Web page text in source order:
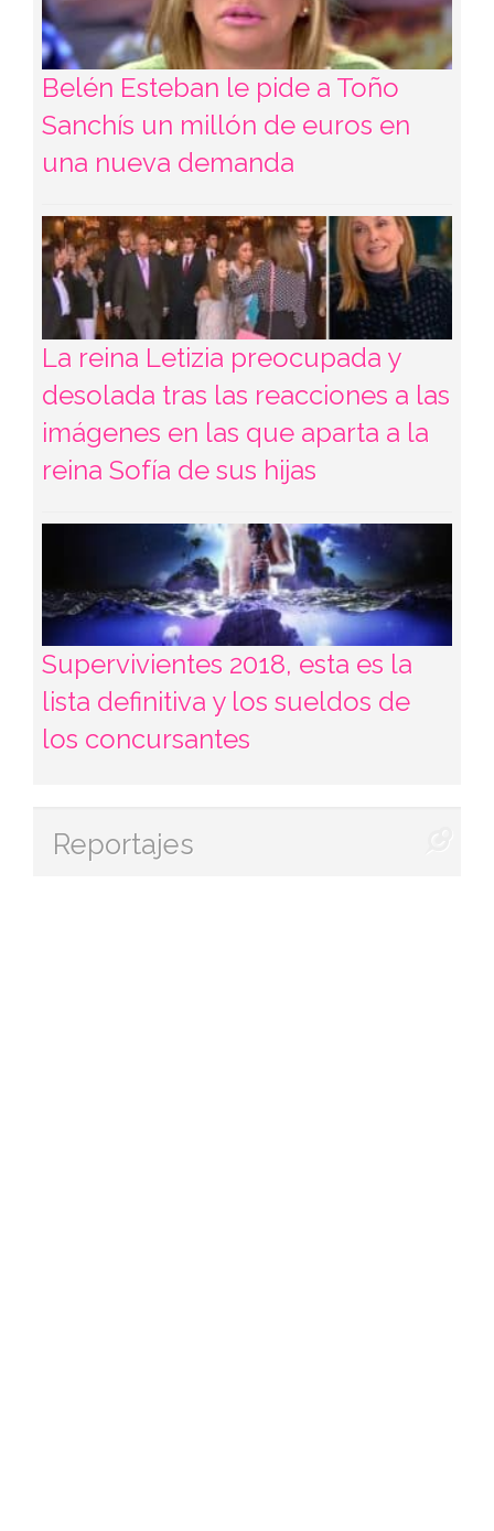
Belén Esteban le pide a Toño
Sanchís un millón de euros en
una nueva demanda
La reina Letizia preocupada y
desolada tras las reacciones a las
imágenes en las que aparta a la
reina Sofía de sus hijas
Supervivientes 2018, esta es la
lista definitiva y los sueldos de
los concursantes
Reportajes